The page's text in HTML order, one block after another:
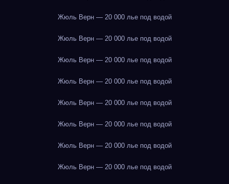
Жюль Верн — 20 000 лье под водой
Жюль Верн — 20 000 лье под водой
Жюль Верн — 20 000 лье под водой
Жюль Верн — 20 000 лье под водой
Жюль Верн — 20 000 лье под водой
Жюль Верн — 20 000 лье под водой
Жюль Верн — 20 000 лье под водой
Жюль Верн — 20 000 лье под водой